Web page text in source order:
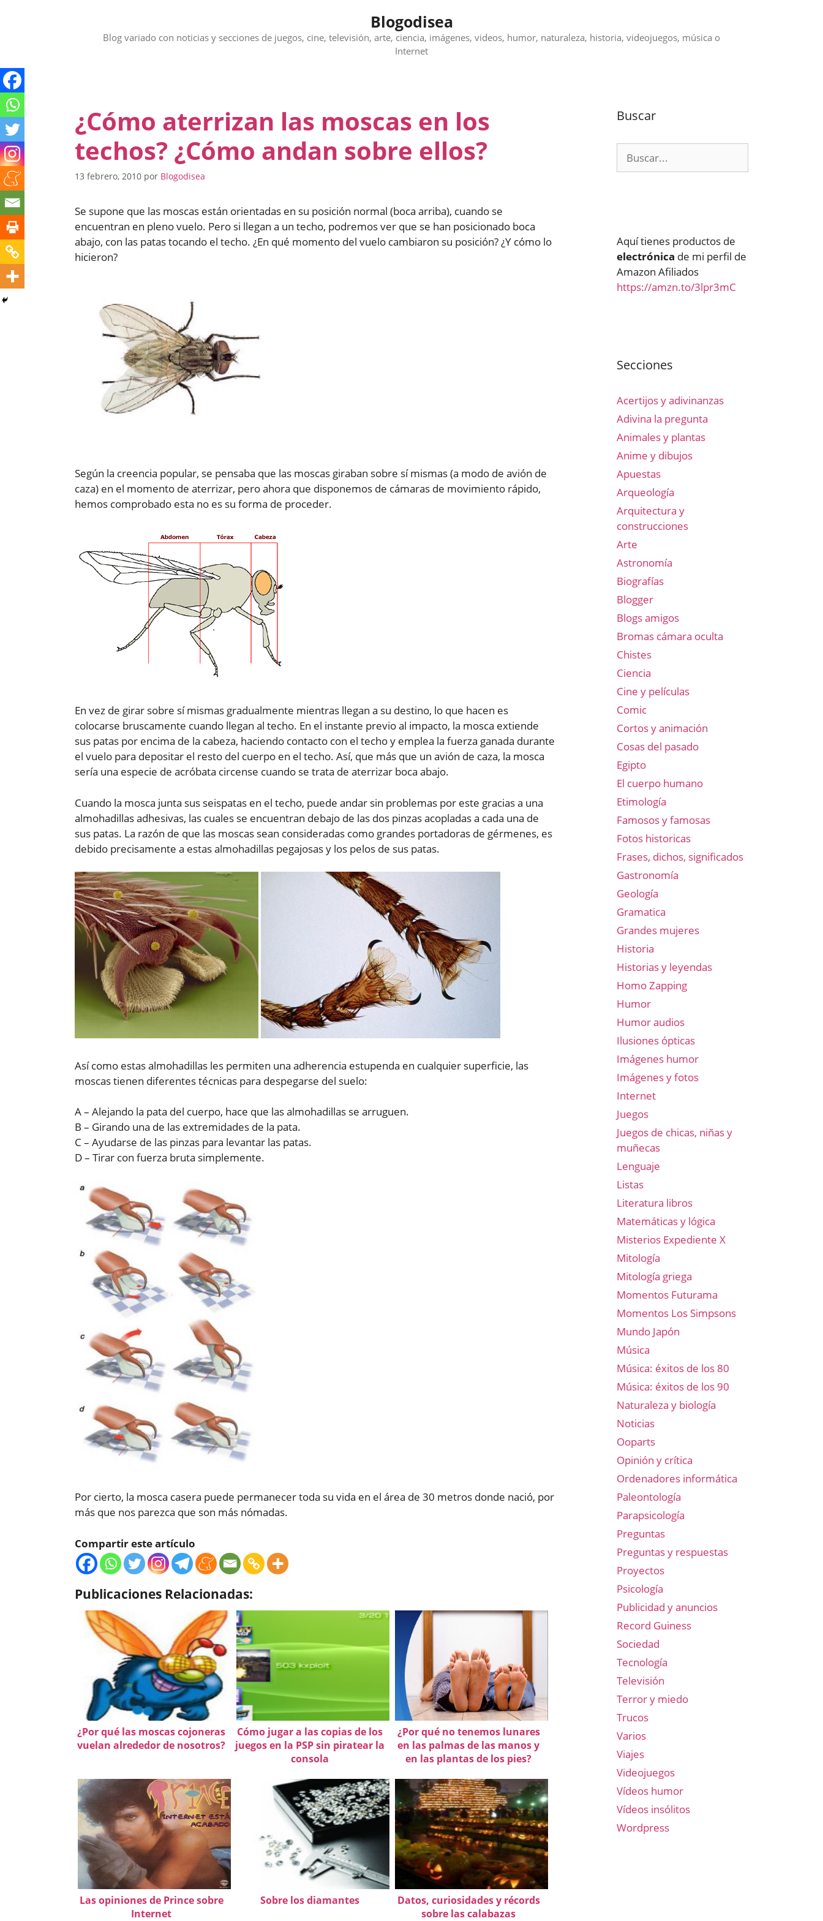
Blogodisea
Blog variado con noticias y secciones de juegos, cine, televisión, arte, ciencia, imágenes, videos, humor, naturaleza, historia, videojuegos, música o
Internet
¿Cómo aterrizan las moscas en los
techos? ¿Cómo andan sobre ellos?
13 febrero, 2010 por Blogodisea
Se supone que las moscas están orientadas en su posición normal (boca arriba), cuando se
encuentran en pleno vuelo. Pero si llegan a un techo, podremos ver que se han posicionado boca
abajo, con las patas tocando el techo. ¿En qué momento del vuelo cambiaron su posición? ¿Y cómo lo
hicieron?
Según la creencia popular, se pensaba que las moscas giraban sobre sí mismas (a modo de avión de
caza) en el momento de aterrizar, pero ahora que disponemos de cámaras de movimiento rápido,
hemos comprobado esta no es su forma de proceder.
En vez de girar sobre sí mismas gradualmente mientras llegan a su destino, lo que hacen es
colocarse bruscamente cuando llegan al techo. En el instante previo al impacto, la mosca extiende
sus patas por encima de la cabeza, haciendo contacto con el techo y emplea la fuerza ganada durante
el vuelo para depositar el resto del cuerpo en el techo. Así, que más que un avión de caza, la mosca
sería una especie de acróbata circense cuando se trata de aterrizar boca abajo.
Cuando la mosca junta sus seispatas en el techo, puede andar sin problemas por este gracias a una
almohadillas adhesivas, las cuales se encuentran debajo de las dos pinzas acopladas a cada una de
sus patas. La razón de que las moscas sean consideradas como grandes portadoras de gérmenes, es
debido precisamente a estas almohadillas pegajosas y los pelos de sus patas.
Así como estas almohadillas les permiten una adherencia estupenda en cualquier superficie, las
moscas tienen diferentes técnicas para despegarse del suelo:
A – Alejando la pata del cuerpo, hace que las almohadillas se arruguen.
B – Girando una de las extremidades de la pata.
C – Ayudarse de las pinzas para levantar las patas.
D – Tirar con fuerza bruta simplemente.
Por cierto, la mosca casera puede permanecer toda su vida en el área de 30 metros donde nació, por
más que nos parezca que son más nómadas.
Compartir este artículo
Publicaciones Relacionadas:
¿Por qué las moscas cojoneras
vuelan alrededor de nosotros?
Cómo jugar a las copias de los
juegos en la PSP sin piratear la
consola
¿Por qué no tenemos lunares
en las palmas de las manos y
en las plantas de los pies?
Las opiniones de Prince sobre
Internet
Sobre los diamantes
Datos, curiosidades y récords
sobre las calabazas
Buscar
Aquí tienes productos de
electrónica de mi perfil de
Amazon Afiliados
https://amzn.to/3lpr3mC
Secciones
Acertijos y adivinanzas
Adivina la pregunta
Animales y plantas
Anime y dibujos
Apuestas
Arqueología
Arquitectura y
construcciones
Arte
Astronomía
Biografías
Blogger
Blogs amigos
Bromas cámara oculta
Chistes
Ciencia
Cine y películas
Comic
Cortos y animación
Cosas del pasado
Egipto
El cuerpo humano
Etimología
Famosos y famosas
Fotos historicas
Frases, dichos, significados
Gastronomía
Geología
Gramatica
Grandes mujeres
Historia
Historias y leyendas
Homo Zapping
Humor
Humor audios
Ilusiones ópticas
Imágenes humor
Imágenes y fotos
Internet
Juegos
Juegos de chicas, niñas y
muñecas
Lenguaje
Listas
Literatura libros
Matemáticas y lógica
Misterios Expediente X
Mitología
Mitología griega
Momentos Futurama
Momentos Los Simpsons
Mundo Japón
Música
Música: éxitos de los 80
Música: éxitos de los 90
Naturaleza y biología
Noticias
Ooparts
Opinión y crítica
Ordenadores informática
Paleontología
Parapsicología
Preguntas
Preguntas y respuestas
Proyectos
Psicología
Publicidad y anuncios
Record Guiness
Sociedad
Tecnología
Televisión
Terror y miedo
Trucos
Varios
Viajes
Videojuegos
Vídeos humor
Vídeos insólitos
Wordpress